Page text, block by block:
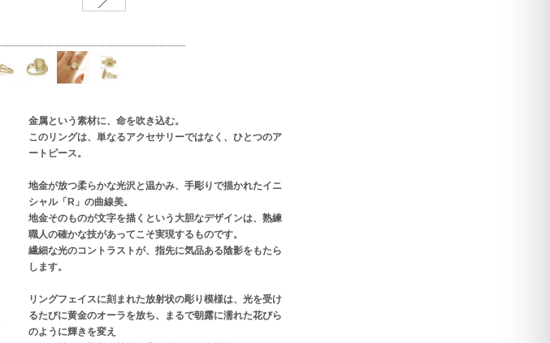
金属という素材に、命を吹き込む。
このリングは、単なるアクセサリーではなく、ひとつのア
ートピース。
地金が放つ柔らかな光沢と温かみ、手彫りで描かれたイニ
シャル「R」の曲線美。
地金そのものが文字を描くという大胆なデザインは、熟練
職人の確かな技があってこそ実現するものです。
繊細な光のコントラストが、指先に気品ある陰影をもたら
します。
リングフェイスに刻まれた放射状の彫り模様は、光を受け
るたびに黄金のオーラを放ち、まるで朝露に濡れた花びら
のように輝きを変え